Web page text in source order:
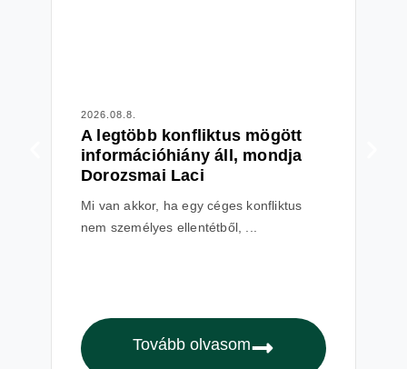
2026.08.8.
A legtöbb konfliktus mögött
információhiány áll, mondja
Dorozsmai Laci
Mi van akkor, ha egy céges konfliktus
nem személyes ellentétből, ...
Tovább olvasom